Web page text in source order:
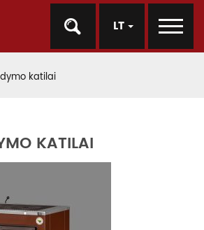
LT
katilai
KATILAI